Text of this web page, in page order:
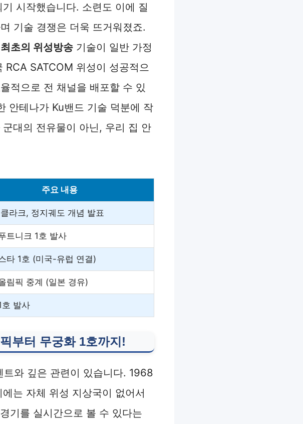
시작했습니다. 소련도 이에 질
기술 경쟁은 더욱 뜨거워졌죠.
최초의 위성방송 기술이 일반 가정
SATCOM 위성이 성공적으
적으로 전 채널을 배포할 수 있
안테나가 Ku밴드 기술 덕분에 작
대의 전유물이 아닌, 우리 집 안
주요 내용
라크, 정지궤도 개념 발표
트니크 1호 발사
타 1호 (미국-유럽 연결)
림픽 중계 (일본 경유)
호 발사
부터 무궁화 1호까지!
와 깊은 관련이 있습니다. 1968
는 자체 위성 지상국이 없어서
기를 실시간으로 볼 수 있다는